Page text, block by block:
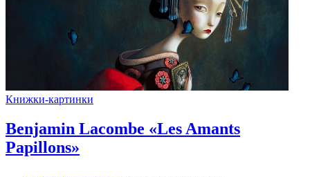
Книжки-картинки
Benjamin Lacombe «Les Amants
Papillons»